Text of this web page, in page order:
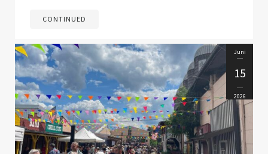
CONTINUED
Juni
15
2026